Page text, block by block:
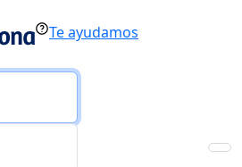
Te ayudamos